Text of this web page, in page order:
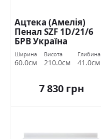
Ацтека (Амелія)
Пенал SZF 1D/21/6
БРВ Україна
Ширина
60.0см
Висота
210.0см
Глибина
41.0см
7 830 грн